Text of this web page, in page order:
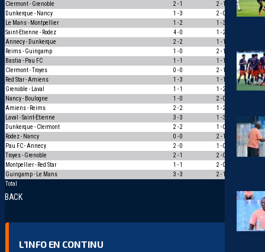
Clermont - Grenoble
2 - 1 2 - 1
Dunkerque - Nancy
1 - 3 2 - 0
0
Le Mans - Montpellier
1 - 2 1 - 3
Saint-Etienne - Rodez
4 - 0 1 - 2
Annecy - Dunkerque
2 - 2 1 - 1
Reims - Guingamp
1 - 0 2 - 1
1
Bastia - Pau FC
1 - 1 1 - 1
3
Clermont - Troyes
0 - 0 2 - 1
0
Red Star - Amiens
1 - 3 1 - 1
0
Grenoble - Laval
1 - 1 1 - 2
Nancy - Boulogne
1 - 0 2 - 0
Amiens - Reims
2 - 2 1 - 2
Laval - Saint-Etienne
3 - 3 1 - 3
Dunkerque - Clermont
2 - 2 1 - 0
0
Rodez - Nancy
0 - 0 2 - 1
0
Pau FC - Annecy
2 - 0 1 - 0
1
Troyes - Grenoble
2 - 1 2 - 0
Montpellier - Red Star
1 - 1 2 - 0
Guingamp - Le Mans
3 - 3 2 - 1
Total
BACK
L’INFO EN CONTINU